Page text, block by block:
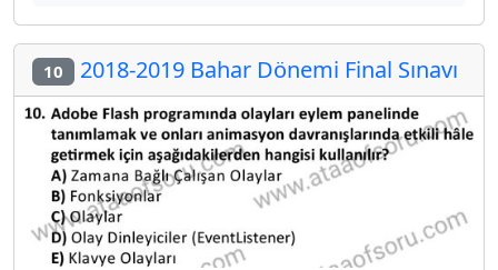
10 2018-2019 Bahar Dönemi Final Sınavı